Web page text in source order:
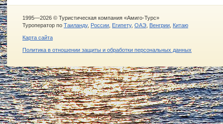
1995—2026 © Туристическая компания «Амиго-Турс»
Туроператор по Таиланду, России Египету, ОАЭ Венгрии Китаю
Карта сайта
Политика в отношении защиты и обработки персональных данных